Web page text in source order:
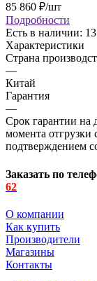
85 860 ₽/шт
Подробности
Есть в наличии: 13
Характеристики
Страна
—
Китай
Гарантия
—
Срок гарантии на
момента отгрузки
подтверждением
Заказать по
62
О компании
Как купить
Производители
Магазины
Контакты